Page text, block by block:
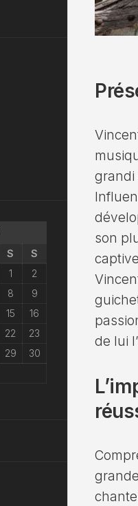
grandi
son
de lui
S
S
1
2
8
9
15
16
22
23
29
30